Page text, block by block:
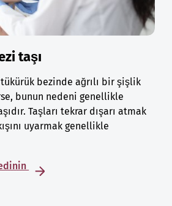
taşı
bezinde ağrılı bir şişlik
bunun nedeni genellikle
Taşları tekrar dışarı atmak
uyarmak genellikle